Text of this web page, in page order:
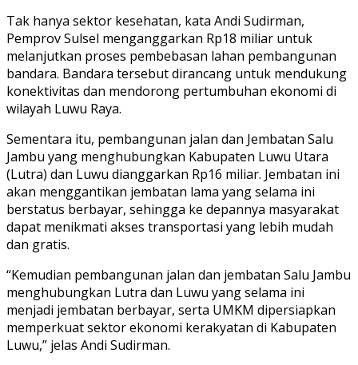
Tak hanya sektor kesehatan, kata Andi Sudirman,
Pemprov Sulsel menganggarkan Rp18 miliar untuk
melanjutkan proses pembebasan lahan pembangunan
bandara. Bandara tersebut dirancang untuk mendukung
konektivitas dan mendorong pertumbuhan ekonomi di
wilayah Luwu Raya.
Sementara itu, pembangunan jalan dan Jembatan Salu
Jambu yang menghubungkan Kabupaten Luwu Utara
(Lutra) dan Luwu dianggarkan Rp16 miliar. Jembatan ini
akan menggantikan jembatan lama yang selama ini
berstatus berbayar, sehingga ke depannya masyarakat
dapat menikmati akses transportasi yang lebih mudah
dan gratis.
“Kemudian pembangunan jalan dan jembatan Salu Jambu
menghubungkan Lutra dan Luwu yang selama ini
menjadi jembatan berbayar, serta UMKM dipersiapkan
memperkuat sektor ekonomi kerakyatan di Kabupaten
Luwu,” jelas Andi Sudirman.